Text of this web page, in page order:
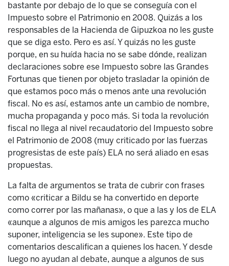
bastante por debajo de lo que se conseguía con el
Impuesto sobre el Patrimonio en 2008. Quizás a los
responsables de la Hacienda de Gipuzkoa no les guste
que se diga esto. Pero es así. Y quizás no les guste
porque, en su huída hacia no se sabe dónde, realizan
declaraciones sobre ese Impuesto sobre las Grandes
Fortunas que tienen por objeto trasladar la opinión de
que estamos poco más o menos ante una revolución
fiscal. No es así, estamos ante un cambio de nombre,
mucha propaganda y poco más. Si toda la revolución
fiscal no llega al nivel recaudatorio del Impuesto sobre
el Patrimonio de 2008 (muy criticado por las fuerzas
progresistas de este país) ELA no será aliado en esas
propuestas.
La falta de argumentos se trata de cubrir con frases
como «criticar a Bildu se ha convertido en deporte
como correr por las mañanas», o que a las y los de ELA
«aunque a algunos de mis amigos les parezca mucho
suponer, inteligencia se les supone». Este tipo de
comentarios descalifican a quienes los hacen. Y desde
luego no ayudan al debate, aunque a algunos de sus